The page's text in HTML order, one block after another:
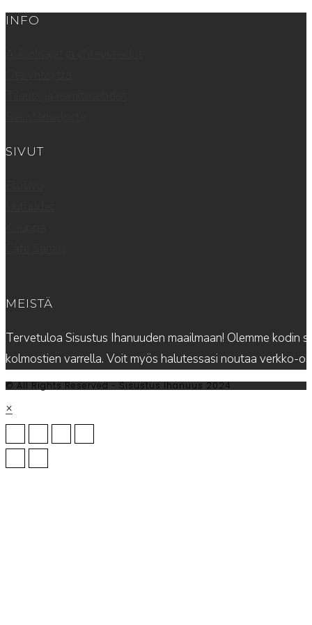
INFO
SIVUT
MEISTÄ
Tervetuloa Sisustus Ihanuuden maailmaan! Olemme kodin
kolmostien varrella. Voit myös halutessasi noutaa verkko-
© All Rights Reserved - Sisustus Ihanuus 2024
×